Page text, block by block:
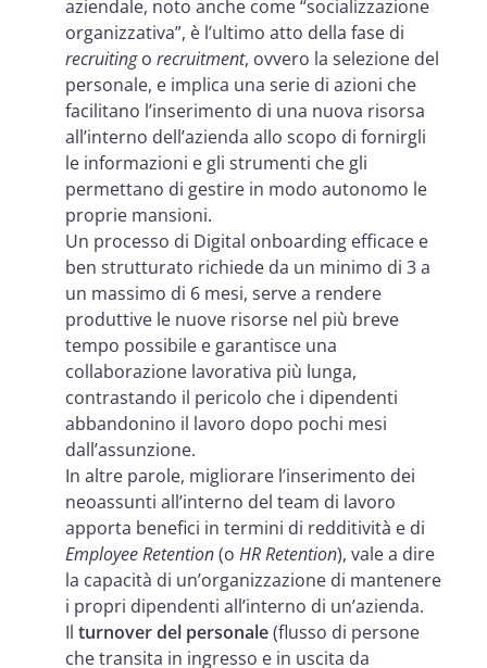
aziendale, noto anche come “socializzazione
organizzativa”, è l’ultimo atto della fase di
recruitingo recruitment, ovvero la selezione del
personale, e implica una serie di azioni che
facilitano l’inserimento di una nuova risorsa
all’interno dell’azienda allo scopo di fornirgli
le informazioni e gli strumenti che gli
permettano di gestire in modo autonomo le
proprie mansioni.
Un processo di Digital onboarding efficace e
ben strutturato richiede da un minimo di 3 a
un massimo di 6 mesi, serve a rendere
produttive le nuove risorse nel più breve
tempo possibile e garantisce una
collaborazione lavorativa più lunga,
contrastando il pericolo che i dipendenti
abbandonino il lavoro dopo pochi mesi
dall’assunzione.
In altre parole, migliorare l’inserimento dei
neoassunti all’interno del team di lavoro
apporta benefici in termini di redditività e di
Employee Retention(o HR Retention), vale a dire
la capacità di un’organizzazione di mantenere
i propri dipendenti all’interno di un’azienda.
Il turnover del personale(flusso di persone
che transita in ingresso e in uscita da